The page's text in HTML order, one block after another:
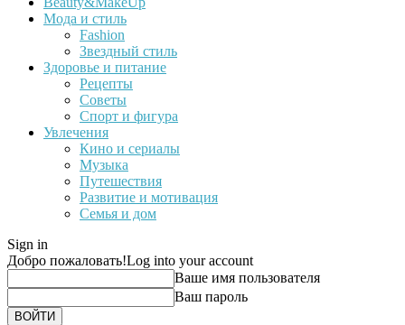
Мода и стиль
Fashion
Звездный стиль
Здоровье и питание
Рецепты
Советы
Спорт и фигура
Увлечения
Кино и сериалы
Музыка
Путешествия
Развитие и мотивация
Семья и дом
Sign in
Добро пожаловать!Log into your account
Ваше имя пользователя
Ваш пароль